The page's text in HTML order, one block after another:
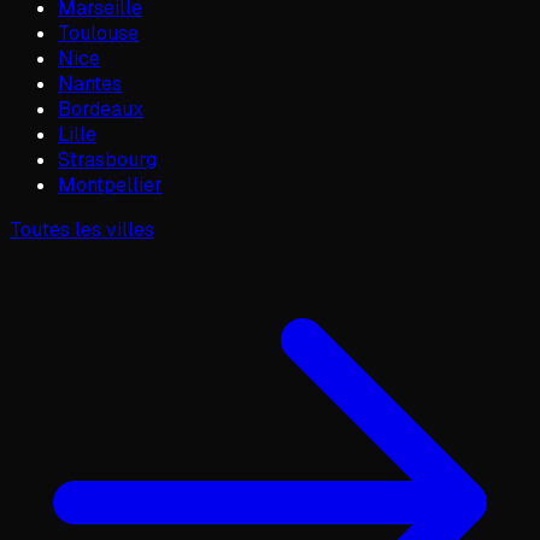
Marseille
Toulouse
Nice
Nantes
Bordeaux
Lille
Strasbourg
Montpellier
Toutes les villes